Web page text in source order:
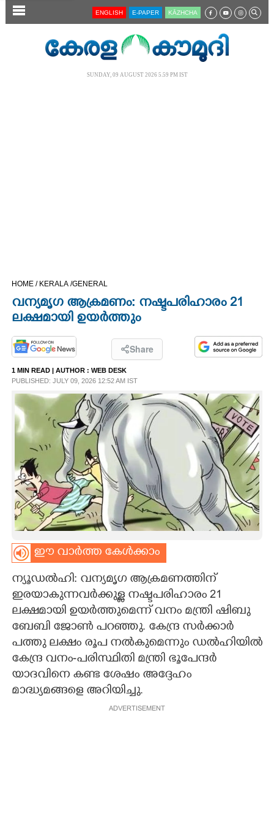
SECTIONS
CINEMA
OPINION
PHOTOS
LIFESTYLE
SPIRITUAL
INFO+
ART
LITERATURE
ZOOM
CONTACT US
ENGLISH E-PAPER KĀZHCHA
SUNDAY, 09 AUGUST 2026 5.59 PM IST
HOME / KERALA /GENERAL
വന്യമൃഗ ആക്രമണം: നഷ്ടപരിഹാരം 21
ലക്ഷമായി ഉയർത്തും
Share
1 MIN READ | AUTHOR : WEB DESK
PUBLISHED: JULY 09, 2026 12:52 AM IST
ഈ വാർത്ത കേൾക്കാം
ന്യൂഡൽഹി: വന്യമൃഗ ആക്രമണത്തിന്
ഇരയാകുന്നവർക്കുള്ള നഷ്ടപരിഹാരം 21
ലക്ഷമായി ഉയർത്തുമെന്ന് വനം മന്ത്രി ഷിബു
ബേബി ജോൺ പറഞ്ഞു. കേന്ദ്ര സർക്കാർ
പത്തു ലക്ഷം രൂപ നൽകുമെന്നും ഡൽഹിയിൽ
കേന്ദ്ര വനം-പരിസ്ഥിതി മന്ത്രി ഭൂപേന്ദർ
യാദവിനെ കണ്ട ശേഷം അദ്ദേഹം
മാദ്ധ്യമങ്ങളെ അറിയിച്ചു.
ADVERTISEMENT